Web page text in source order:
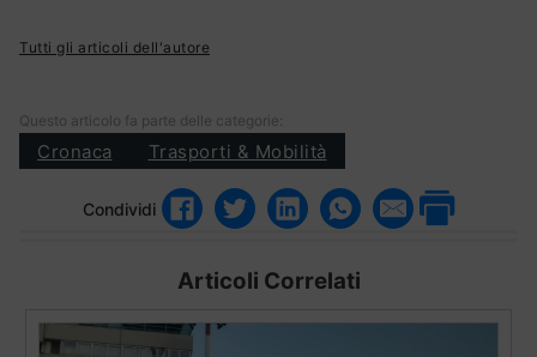
Tutti gli articoli dell'autore
Questo articolo fa parte delle categorie:
Cronaca Trasporti & Mobilità
Condividi
Articoli Correlati